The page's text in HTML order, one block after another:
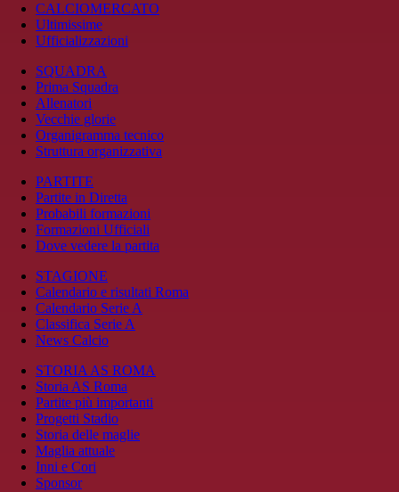
CALCIOMERCATO
Ultimissime
Ufficializzazioni
SQUADRA
Prima Squadra
Allenatori
Vecchie glorie
Organigramma tecnico
Struttura organizzativa
PARTITE
Partite in Diretta
Probabili formazioni
Formazioni Ufficiali
Dove vedere la partita
STAGIONE
Calendario e risultati Roma
Calendario Serie A
Classifica Serie A
News Calcio
STORIA AS ROMA
Storia AS Roma
Partite più importanti
Progetti Stadio
Storia delle maglie
Maglia attuale
Inni e Cori
Sponsor